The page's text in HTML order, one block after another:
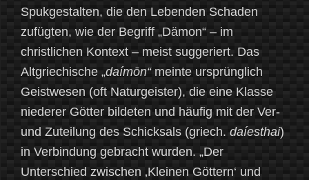
Spukgestalten, die den Lebenden Schaden
zufügten, wie der Begriff „Dämon“ – im
christlichen Kontext – meist suggeriert. Das
Altgriechische „daímōn“meinte ursprünglich
Geistwesen (oft Naturgeister), die eine Klasse
niederer Götter bildeten und häufig mit der Ver-
und Zuteilung des Schicksals (griech. daíesthai)
in Verbindung gebracht wurden. „Der
Unterschied zwischen ‚Kleinen Göttern‘ und